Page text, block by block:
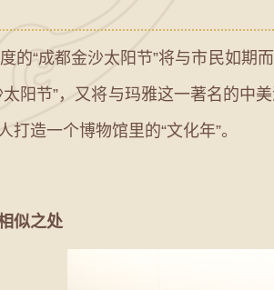
的“成都金沙太阳节”将与市民如期
太阳节”，又将与玛雅这一著名的
打造一个博物馆里的“文化年”。
似之处